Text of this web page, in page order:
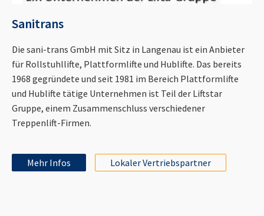
Sanitrans
Die sani-trans GmbH mit Sitz in Langenau ist ein Anbieter
für Rollstuhllifte, Plattformlifte und Hublifte. Das bereits
1968 gegründete und seit 1981 im Bereich Plattformlifte
und Hublifte tätige Unternehmen ist Teil der Liftstar
Gruppe, einem Zusammenschluss verschiedener
Treppenlift-Firmen.
Mehr Infos Lokaler Vertriebspartner